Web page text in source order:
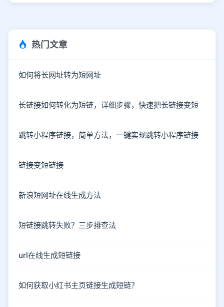
热门文章
如何将长网址转为短网址
长链接如何转化为短链，详细步骤，快速把长链接变短
跳转小程序链接，简单方法，一键实现跳转小程序链接
链接变短链接
新浪短网址在线生成方法
短链接跳转失败？三步排查法
url在线生成短链接
如何获取小红书主页链接生成短链？